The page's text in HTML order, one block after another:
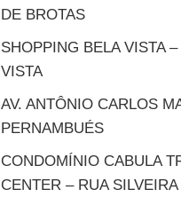
DE BROTAS
SHOPPING BELA VISTA
VISTA
AV. ANTÔNIO CARLOS
PERNAMBUÉS
CONDOMÍNIO CABULA
CENTER – RUA